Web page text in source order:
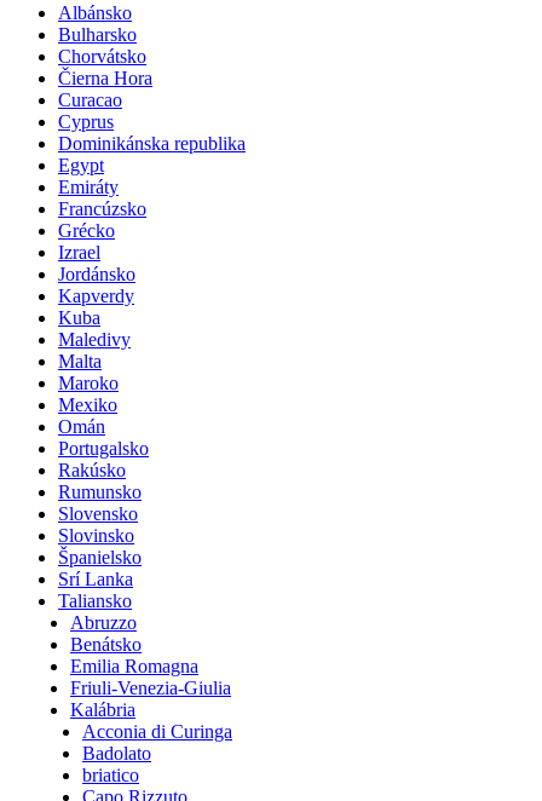
Albánsko
Bulharsko
Chorvátsko
Čierna Hora
Curacao
Cyprus
Dominikánska republika
Egypt
Emiráty
Francúzsko
Grécko
Izrael
Jordánsko
Kapverdy
Kuba
Maledivy
Malta
Maroko
Mexiko
Omán
Portugalsko
Rakúsko
Rumunsko
Slovensko
Slovinsko
Španielsko
Srí Lanka
Taliansko
Abruzzo
Benátsko
Emilia Romagna
Friuli-Venezia-Giulia
Kalábria
Acconia di Curinga
Badolato
briatico
Capo Rizzuto